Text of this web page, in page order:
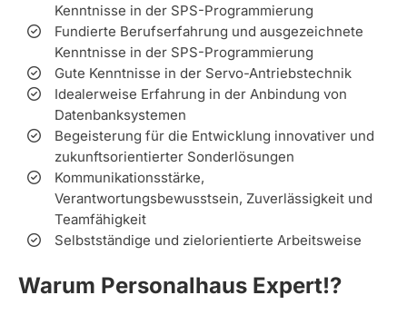
Kenntnisse in der SPS-Programmierung
Fundierte Berufserfahrung und ausgezeichnete
Kenntnisse in der SPS-Programmierung
Gute Kenntnisse in der Servo-Antriebstechnik
Idealerweise Erfahrung in der Anbindung von
Datenbanksystemen
Begeisterung für die Entwicklung innovativer und
zukunftsorientierter Sonderlösungen
Kommunikationsstärke,
Verantwortungsbewusstsein, Zuverlässigkeit und
Teamfähigkeit
Selbstständige und zielorientierte Arbeitsweise
Warum Personalhaus Expert!?